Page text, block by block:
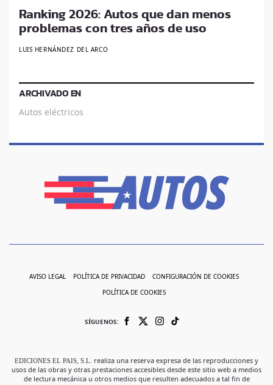
Ranking 2026: Autos que dan menos
problemas con tres años de uso
LUIS HERNÁNDEZ DEL ARCO
ARCHIVADO EN
Autos eléctricos
AVISO LEGAL POLÍTICA DE PRIVACIDAD CONFIGURACIÓN DE COOKIES
POLÍTICA DE COOKIES
SÍGUENOS:
EDICIONES EL PAIS, S.L.
realiza una reserva expresa de las reproducciones y
usos de las obras y otras prestaciones accesibles desde este sitio web a medios
de lectura mecánica u otros medios que resulten adecuados a tal fin de